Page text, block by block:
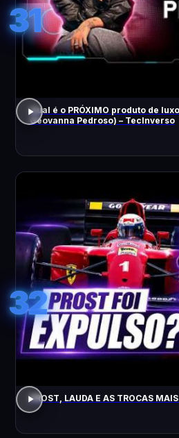
31
Qual é o PRÓXIMO produto de
Geovanna Pedroso) – TecInverso
32
PROST, LAUDA E AS TROCAS